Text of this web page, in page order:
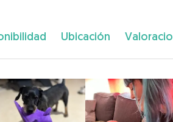
Ubicación